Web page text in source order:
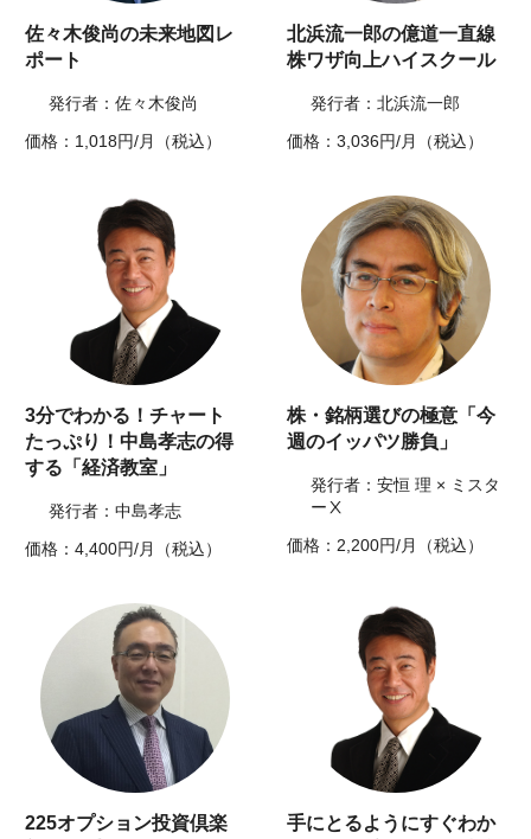
佐々木俊尚の未来地図レ
ポート
発行者：佐々木俊尚
価格：1,018円/月（税込）
北浜流一郎の億道一直線
株ワザ向上ハイスクール
発行者：北浜流一郎
価格：3,036円/月（税込）
3分でわかる！チャート
たっぷり！中島孝志の得
する「経済教室」
発行者：中島孝志
価格：4,400円/月（税込）
株・銘柄選びの極意「今
週のイッパツ勝負」
発行者：安恒 理 × ミスタ
ーⅩ
価格：2,200円/月（税込）
225オプション投資倶楽
手にとるようにすぐわか